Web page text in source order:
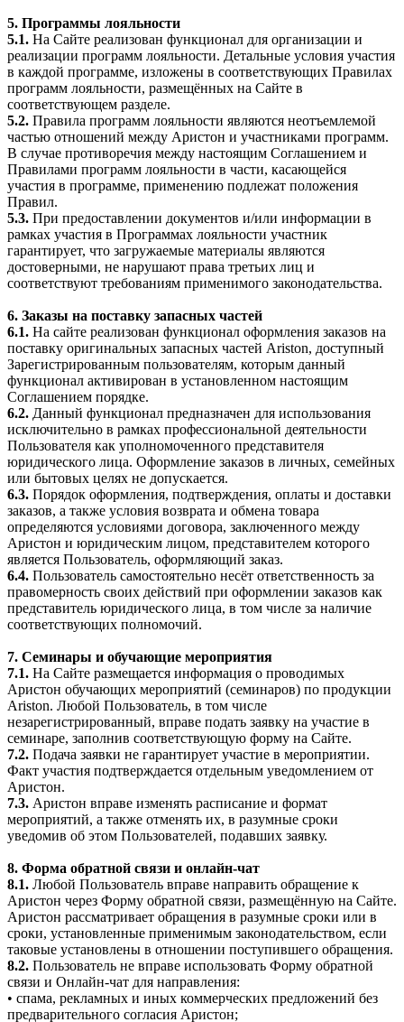
5. Программы лояльности
5.1. На Сайте реализован функционал для организации и
реализации программ лояльности. Детальные условия участия
в каждой программе, изложены в соответствующих Правилах
программ лояльности, размещённых на Сайте в
соответствующем разделе.
5.2. Правила программ лояльности являются неотъемлемой
частью отношений между Аристон и участниками программ.
В случае противоречия между настоящим Соглашением и
Правилами программ лояльности в части, касающейся
участия в программе, применению подлежат положения
Правил.
5.3. При предоставлении документов и/или информации в
рамках участия в Программах лояльности участник
гарантирует, что загружаемые материалы являются
достоверными, не нарушают права третьих лиц и
соответствуют требованиям применимого законодательства.
6. Заказы на поставку запасных частей
6.1. На сайте реализован функционал оформления заказов на
поставку оригинальных запасных частей Ariston, доступный
Зарегистрированным пользователям, которым данный
функционал активирован в установленном настоящим
Соглашением порядке.
6.2. Данный функционал предназначен для использования
исключительно в рамках профессиональной деятельности
Пользователя как уполномоченного представителя
юридического лица. Оформление заказов в личных, семейных
или бытовых целях не допускается.
6.3. Порядок оформления, подтверждения, оплаты и доставки
заказов, а также условия возврата и обмена товара
определяются условиями договора, заключенного между
Аристон и юридическим лицом, представителем которого
является Пользователь, оформляющий заказ.
6.4. Пользователь самостоятельно несёт ответственность за
правомерность своих действий при оформлении заказов как
представитель юридического лица, в том числе за наличие
соответствующих полномочий.
7. Семинары и обучающие мероприятия
7.1. На Сайте размещается информация о проводимых
Аристон обучающих мероприятий (семинаров) по продукции
Ariston. Любой Пользователь, в том числе
незарегистрированный, вправе подать заявку на участие в
семинаре, заполнив соответствующую форму на Сайте.
7.2. Подача заявки не гарантирует участие в мероприятии.
Факт участия подтверждается отдельным уведомлением от
Аристон.
7.3. Аристон вправе изменять расписание и формат
мероприятий, а также отменять их, в разумные сроки
уведомив об этом Пользователей, подавших заявку.
8. Форма обратной связи и онлайн-чат
8.1. Любой Пользователь вправе направить обращение к
Аристон через Форму обратной связи, размещённую на Сайте.
Аристон рассматривает обращения в разумные сроки или в
сроки, установленные применимым законодательством, если
таковые установлены в отношении поступившего обращения.
8.2. Пользователь не вправе использовать Форму обратной
связи и Онлайн-чат для направления:
• спама, рекламных и иных коммерческих предложений без
предварительного согласия Аристон;